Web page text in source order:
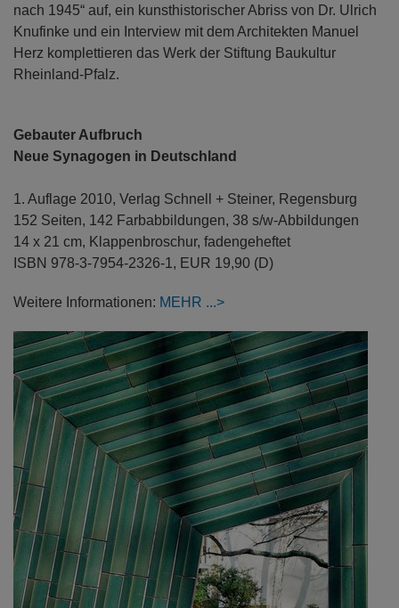
nach 1945“ auf, ein kunsthistorischer Abriss von Dr. Ulrich
Knufinke und ein Interview mit dem Architekten Manuel
Herz komplettieren das Werk der Stiftung Baukultur
Rheinland-Pfalz.
Gebauter Aufbruch
Neue Synagogen in Deutschland
1. Auflage 2010, Verlag Schnell + Steiner, Regensburg
152 Seiten, 142 Farbabbildungen, 38 s/w-Abbildungen
14 x 21 cm, Klappenbroschur, fadengeheftet
ISBN 978-3-7954-2326-1, EUR 19,90 (D)
Weitere Informationen: MEHR